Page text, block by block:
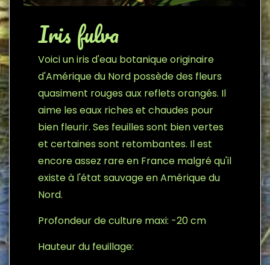
Iris fulva
Voici un iris d'eau botanique originaire
d'Amérique du Nord possède des fleurs
quasiment rouges aux reflets orangés. Il
aime les eaux riches et chaudes pour
bien fleurir. Ses feuilles sont bien vertes
et certaines sont retombantes. Il est
encore assez rare en France malgré qu'il
existe à l'état sauvage en Amérique du
Nord.
Profondeur de culture maxi: -20 cm
Hauteur du feuillage: